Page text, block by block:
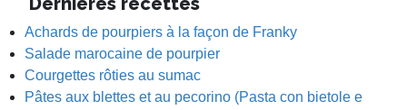
Achards de pourpiers à la façon de Franky
Salade marocaine de pourpier
Courgettes rôties au sumac
Pâtes aux blettes et au pecorino (Pasta con bietole e